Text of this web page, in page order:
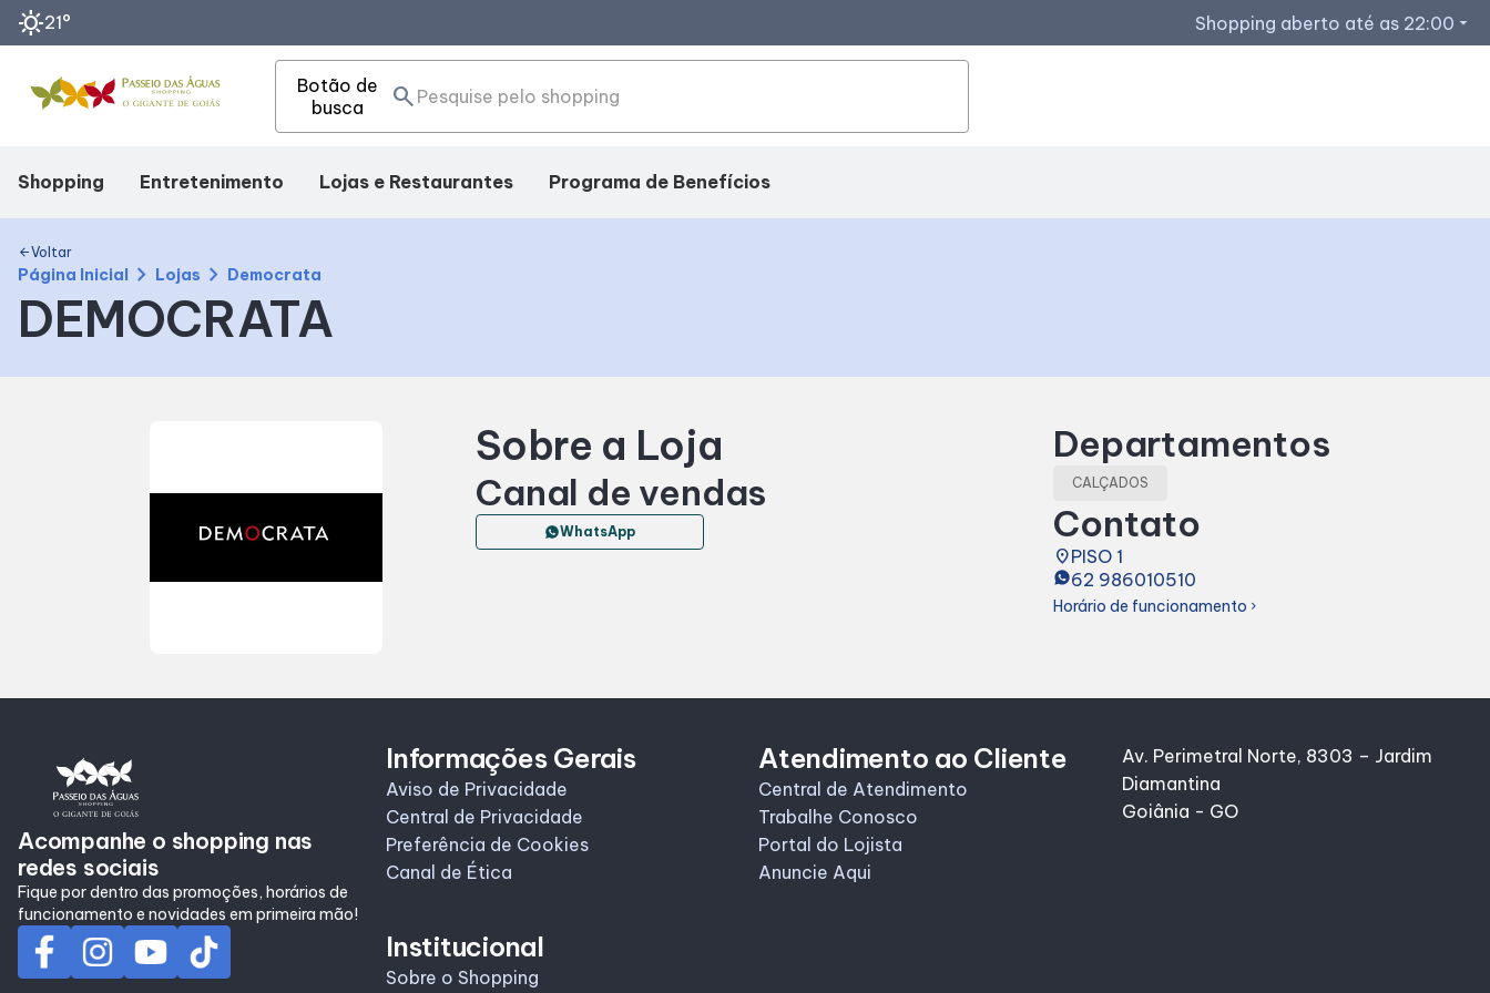
sunny21° Shopping aberto até as 22:00 arrow_drop_down
Botão de
busca
search
Shopping
Mapa Interno
Como Chegar
Facilidades
Entretenimento
Eventos
Fique Por Dentro
Lojas e Restaurantes
Alimentação
Programa de Benefícios
arrow_backVoltar
Página Inicial chevron_right Lojas chevron_right Democrata
DEMOCRATA
Sobre a Loja
Canal de vendas
WhatsApp
Departamentos
CALÇADOS
Contato
placePISO 1
62 986010510
Horário de funcionamento chevron_right
Acompanhe o shopping nas
redes sociais
Fique por dentro das promoções, horários de
funcionamento e novidades em primeira mão!
Informações Gerais
Aviso de Privacidade
Central de Privacidade
Preferência de Cookies
Canal de Ética
Institucional
Sobre o Shopping
Atendimento ao Cliente
Central de Atendimento
Trabalhe Conosco
Portal do Lojista
Anuncie Aqui
Av. Perimetral Norte, 8303 – Jardim
Diamantina
Goiânia - GO